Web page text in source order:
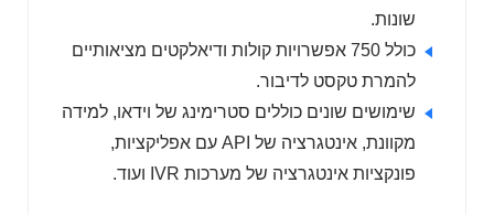
שונות.
כולל 750 אפשרויות קולות ודיאלקטים מציאותיים
להמרת טקסט לדיבור.
שימושים שונים כוללים סטרימינג של וידאו, למידה
מקוונת, אינטגרציה של API עם אפליקציות,
פונקציות אינטגרציה של מערכות IVR ועוד.